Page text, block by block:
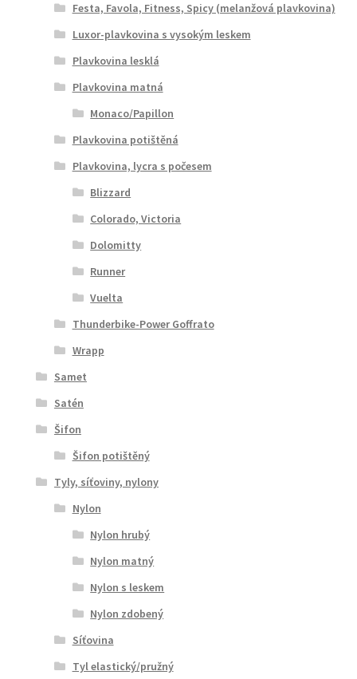
Festa, Favola, Fitness, Spicy (melanžová plavkovina)
Luxor-plavkovina s vysokým leskem
Plavkovina lesklá
Plavkovina matná
Monaco/Papillon
Plavkovina potištěná
Plavkovina, lycra s počesem
Blizzard
Colorado, Victoria
Dolomitty
Runner
Vuelta
Thunderbike-Power Goffrato
Wrapp
Samet
Satén
Šifon
Šifon potištěný
Tyly, síťoviny, nylony
Nylon
Nylon hrubý
Nylon matný
Nylon s leskem
Nylon zdobený
Síťovina
Tyl elastický/pružný